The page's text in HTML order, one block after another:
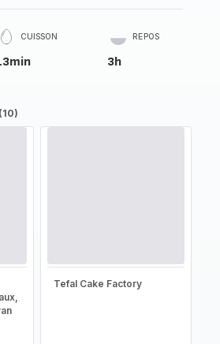
CUISSON REPOS
3h
Tefal Cake Factory